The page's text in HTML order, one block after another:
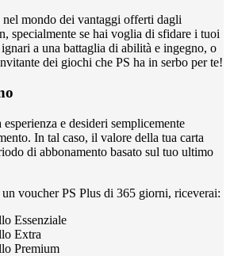
nel mondo dei vantaggi offerti dagli
specialmente se hai voglia di sfidare i tuoi
a una battaglia di abilità e ingegno, o
dei giochi che PS ha in serbo per te!
e desideri semplicemente
In tal caso, il valore della tua carta
di abbonamento basato sul tuo ultimo
voucher PS Plus di 365 giorni, riceverai:
Essenziale
Extra
Premium